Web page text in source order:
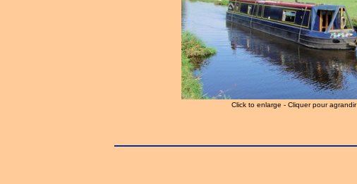
Click to enlarge - Cliquer pour agrandir